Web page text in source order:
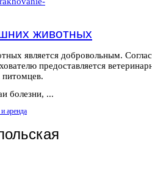
животных
является добровольным.
предоставляется
болезни, ...
аренда